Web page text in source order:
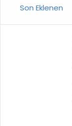
Son Eklenen